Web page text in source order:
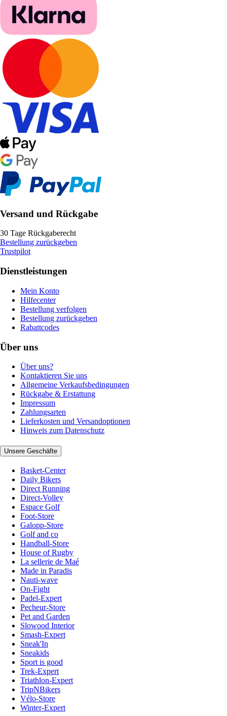
Versand und Rückgabe
30 Tage Rückgaberecht
Bestellung zurückgeben
Trustpilot
Dienstleistungen
Mein Konto
Hilfecenter
Bestellung verfolgen
Bestellung zurückgeben
Rabattcodes
Über uns
Über uns?
Kontaktieren Sie uns
Allgemeine Verkaufsbedingungen
Rückgabe & Erstattung
Impressum
Zahlungsarten
Lieferkosten und Versandoptionen
Hinweis zum Datenschutz
Unsere Geschäfte
Basket-Center
Daily Bikers
Direct Running
Direct-Volley
Espace Golf
Foot-Store
Galopp-Store
Golf and co
Handball-Store
House of Rugby
La sellerie de Maé
Made in Paradis
Nauti-wave
On-Fight
Padel-Expert
Pecheur-Store
Pet and Garden
Slowood Interior
Smash-Expert
Sneak'In
Sneakids
Sport is good
Trek-Expert
Triathlon-Expert
TripNBikers
Vélo-Store
Winter-Expert